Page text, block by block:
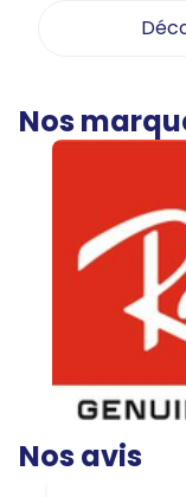
Nos
Nos avis